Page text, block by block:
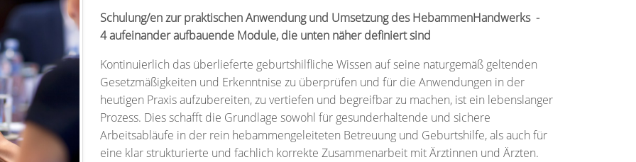
Schulung/en zur praktischen Anwendung und Umsetzung des HebammenHandwerks -
4 aufeinander aufbauende Module, die unten näher definiert sind
Kontinuierlich das überlieferte geburtshilfliche Wissen auf seine naturgemäß geltenden
Gesetzmäßigkeiten und Erkenntnise zu überprüfen und für die Anwendungen in der
heutigen Praxis aufzubereiten, zu vertiefen und begreifbar zu machen, ist ein lebenslanger
Prozess. Dies schafft die Grundlage sowohl für gesunderhaltende und sichere
Arbeitsabläufe in der rein hebammengeleiteten Betreuung und Geburtshilfe, als auch für
eine klar strukturierte und fachlich korrekte Zusammenarbeit mit Ärztinnen und Ärzten.